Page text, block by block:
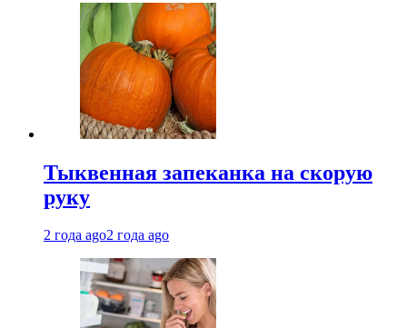
Тыквенная запеканка на скорую
руку
2 года ago2 года ago